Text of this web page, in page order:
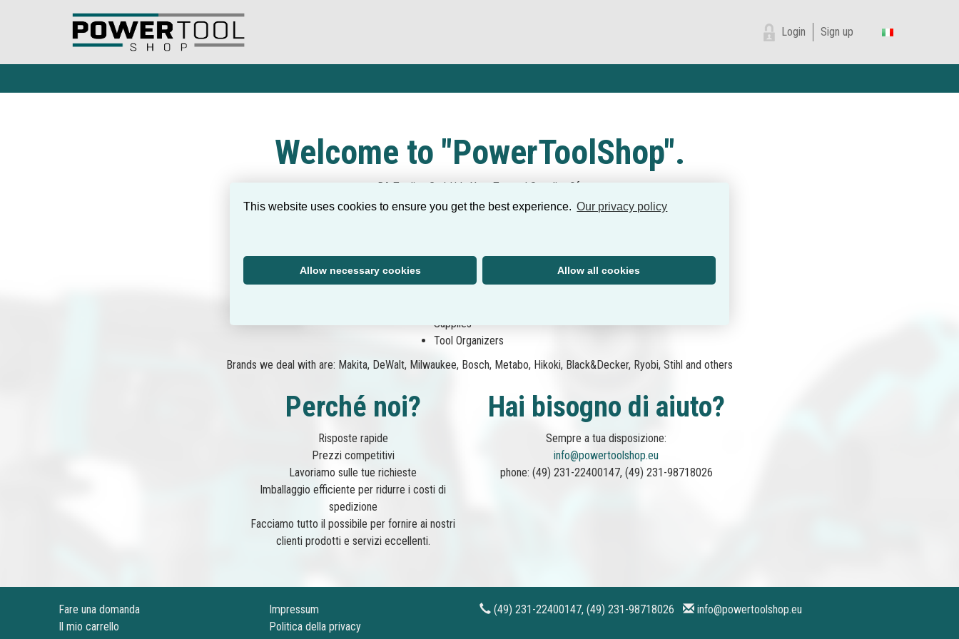
This website uses cookies to ensure you get the best experience. Our privacy policy
Allow necessary cookies Allow all cookies
Login Sign up
Welcome to "PowerToolShop".
RA Trading GmbH Is Your Trusted Supplier Of:
Power and Electrical Tools
Hand Tools
Power Tool Accessories
Supplies
Tool Organizers
Brands we deal with are: Makita, DeWalt, Milwaukee, Bosch, Metabo, Hikoki, Black&Decker, Ryobi, Stihl and others
Perché noi?
Risposte rapide
Prezzi competitivi
Lavoriamo sulle tue richieste
Imballaggio efficiente per ridurre i costi di
spedizione
Facciamo tutto il possibile per fornire ai nostri
clienti prodotti e servizi eccellenti.
Hai bisogno di aiuto?
Sempre a tua disposizione:
info@powertoolshop.eu
phone: (49) 231-22400147, (49) 231-98718026
Fare una domanda
Il mio carrello
Impressum
Politica della privacy
(49) 231-22400147, (49) 231-98718026 info@powertoolshop.eu